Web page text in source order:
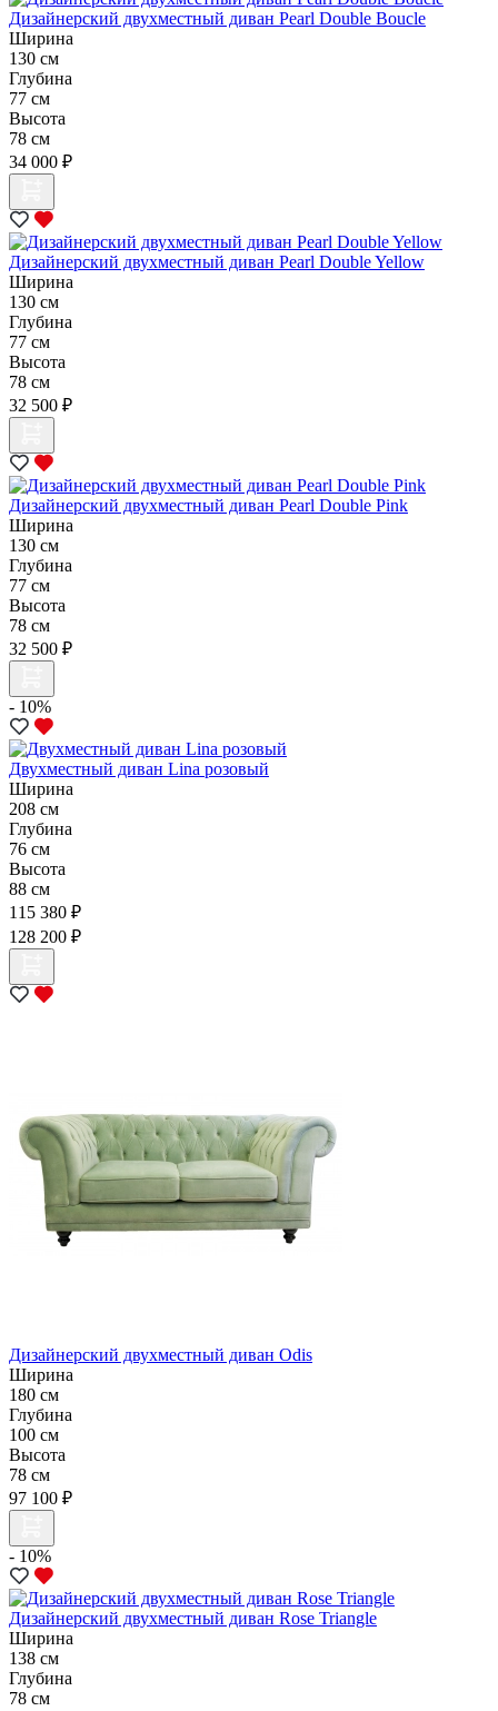
Дизайнерский двухместный диван Pearl Double Boucle
Ширина
130 см
Глубина
77 см
Высота
78 см
34 000 ₽
Дизайнерский двухместный диван Pearl Double Yellow
Ширина
130 см
Глубина
77 см
Высота
78 см
32 500 ₽
Дизайнерский двухместный диван Pearl Double Pink
Ширина
130 см
Глубина
77 см
Высота
78 см
32 500 ₽
- 10%
Двухместный диван Lina розовый
Ширина
208 см
Глубина
76 см
Высота
88 см
115 380 ₽
128 200 ₽
Дизайнерский двухместный диван Odis
Ширина
180 см
Глубина
100 см
Высота
78 см
97 100 ₽
- 10%
Дизайнерский двухместный диван Rose Triangle
Ширина
138 см
Глубина
78 см